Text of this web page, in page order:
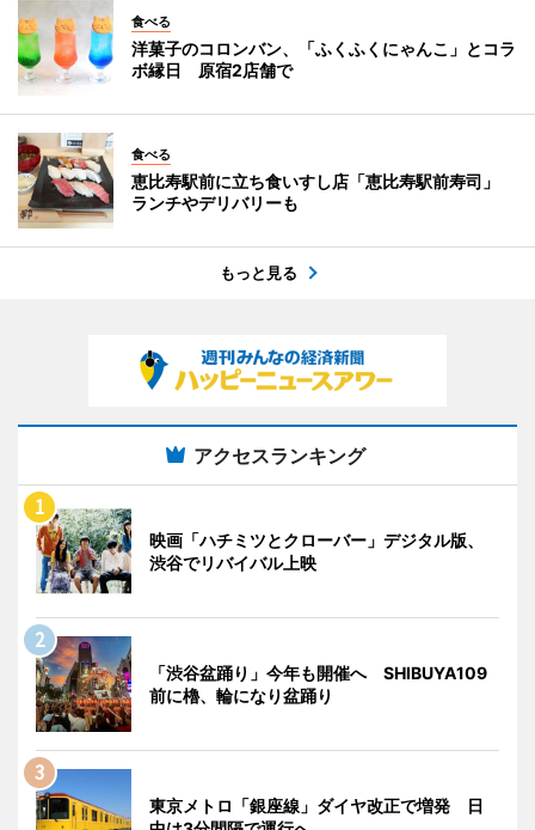
食べる
洋菓子のコロンバン、「ふくふくにゃんこ」とコラ
ボ縁日 原宿2店舗で
食べる
恵比寿駅前に立ち食いすし店「恵比寿駅前寿司」
ランチやデリバリーも
もっと見る
アクセスランキング
映画「ハチミツとクローバー」デジタル版、
渋谷でリバイバル上映
「渋谷盆踊り」今年も開催へ SHIBUYA109
前に櫓、輪になり盆踊り
東京メトロ「銀座線」ダイヤ改正で増発 日